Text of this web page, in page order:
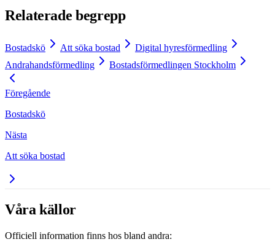
Relaterade begrepp
Bostadskö Att söka bostad
Digital hyresförmedling
Andrahandsförmedling
Bostadsförmedlingen Stockholm
Föregående
Bostadskö
Nästa
Att söka bostad
Våra källor
Officiell information finns hos bland andra: